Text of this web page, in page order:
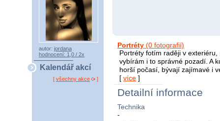
autor: jordana
hodnocení: 1,0 / 2x
Kalendář akcí
[ všechny akce ]
Portréty (0 fotografií)
Portréty fotím raději v exteriéru,
vybírám i to správné pozadí. A
horší počasí, bývají zajímavé i
[ více ]
Detailní informace
Technika
-